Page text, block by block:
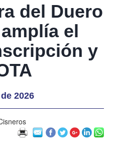
del Duero
el
y
2026